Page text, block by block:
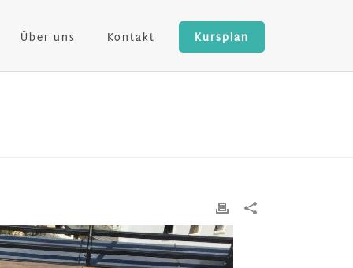
Über uns Kontakt Kursplan